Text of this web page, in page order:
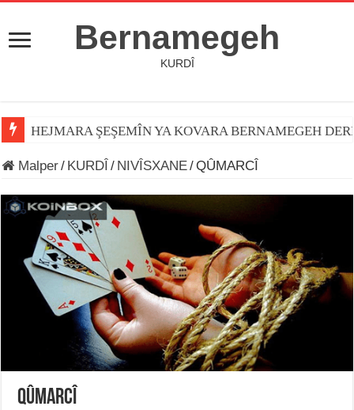
Bernamegeh
KURDÎ
HEJMARA ŞEŞEMÎN YA KOVARA BERNAMEGEH
Malper/ KURDÎ / NIVÎSXANE/QÛMARCÎ
QÛMARCÎ